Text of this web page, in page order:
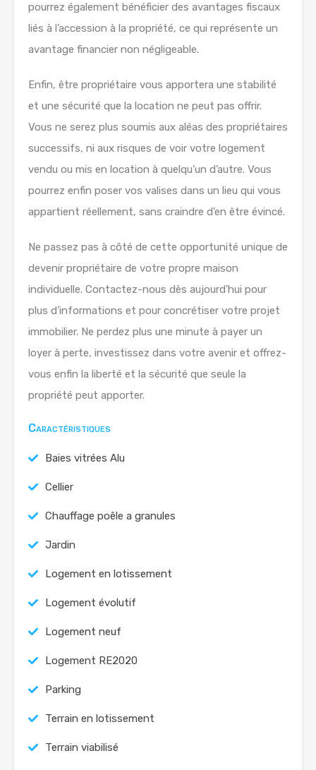
pourrez également bénéficier des avantages fiscaux
liés à l’accession à la propriété, ce qui représente un
avantage financier non négligeable.
Enfin, être propriétaire vous apportera une stabilité
et une sécurité que la location ne peut pas offrir.
Vous ne serez plus soumis aux aléas des propriétaires
successifs, ni aux risques de voir votre logement
vendu ou mis en location à quelqu’un d’autre. Vous
pourrez enfin poser vos valises dans un lieu qui vous
appartient réellement, sans craindre d’en être évincé.
Ne passez pas à côté de cette opportunité unique de
devenir propriétaire de votre propre maison
individuelle. Contactez-nous dès aujourd’hui pour
plus d’informations et pour concrétiser votre projet
immobilier. Ne perdez plus une minute à payer un
loyer à perte, investissez dans votre avenir et offrez-
vous enfin la liberté et la sécurité que seule la
propriété peut apporter.
Caractéristiques
Baies vitrées Alu
Cellier
Chauffage poêle a granules
Jardin
Logement en lotissement
Logement évolutif
Logement neuf
Logement RE2020
Parking
Terrain en lotissement
Terrain viabilisé